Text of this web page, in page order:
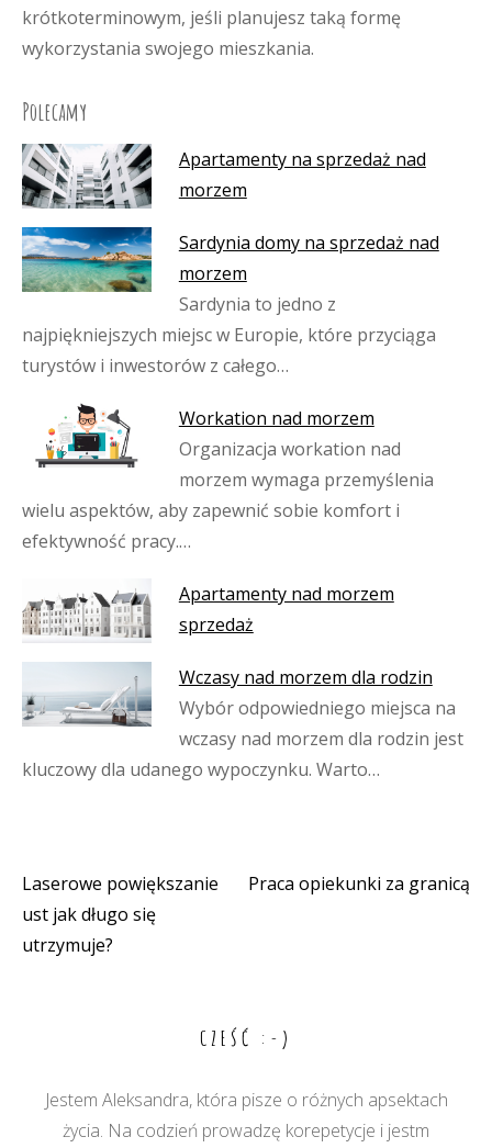
krótkoterminowym, jeśli planujesz taką formę
wykorzystania swojego mieszkania.
Polecamy
Apartamenty na sprzedaż nad
morzem
Sardynia domy na sprzedaż nad
morzem
Sardynia to jedno z
najpiękniejszych miejsc w Europie, które przyciąga
turystów i inwestorów z całego…
Workation nad morzem
Organizacja workation nad
morzem wymaga przemyślenia
wielu aspektów, aby zapewnić sobie komfort i
efektywność pracy.…
Apartamenty nad morzem
sprzedaż
Wczasy nad morzem dla rodzin
Wybór odpowiedniego miejsca na
wczasy nad morzem dla rodzin jest
kluczowy dla udanego wypoczynku. Warto…
Nawigacja
wpisu
Laserowe powiększanie
ust jak długo się
utrzymuje?
Praca opiekunki za granicą
CZEŚĆ :-)
Jestem Aleksandra, która pisze o różnych apsektach
życia. Na codzień prowadzę korepetycje i jestm